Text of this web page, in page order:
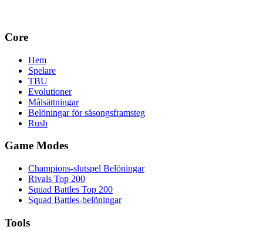
Core
Hem
Spelare
TBU
Evolutioner
Målsättningar
Belöningar för säsongsframsteg
Rush
Game Modes
Champions-slutspel Belöningar
Rivals Top 200
Squad Battles Top 200
Squad Battles-belöningar
Tools